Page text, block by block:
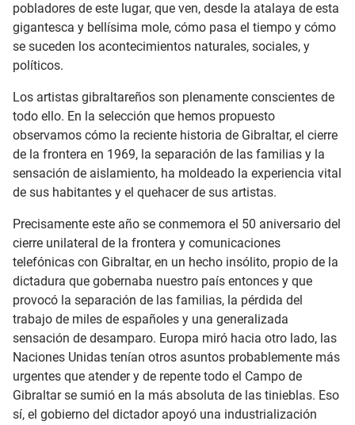
pobladores de este lugar, que ven, desde la atalaya de esta
gigantesca y bellísima mole, cómo pasa el tiempo y cómo
se suceden los acontecimientos naturales, sociales, y
políticos.
Los artistas gibraltareños son plenamente conscientes de
todo ello. En la selección que hemos propuesto
observamos cómo la reciente historia de Gibraltar, el cierre
de la frontera en 1969, la separación de las familias y la
sensación de aislamiento, ha moldeado la experiencia vital
de sus habitantes y el quehacer de sus artistas.
Precisamente este año se conmemora el 50 aniversario del
cierre unilateral de la frontera y comunicaciones
telefónicas con Gibraltar, en un hecho insólito, propio de la
dictadura que gobernaba nuestro país entonces y que
provocó la separación de las familias, la pérdida del
trabajo de miles de españoles y una generalizada
sensación de desamparo. Europa miró hacia otro lado, las
Naciones Unidas tenían otros asuntos probablemente más
urgentes que atender y de repente todo el Campo de
Gibraltar se sumió en la más absoluta de las tinieblas. Eso
sí, el gobierno del dictador apoyó una industrialización